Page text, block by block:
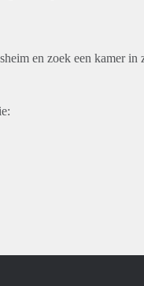
en zoek een kamer in